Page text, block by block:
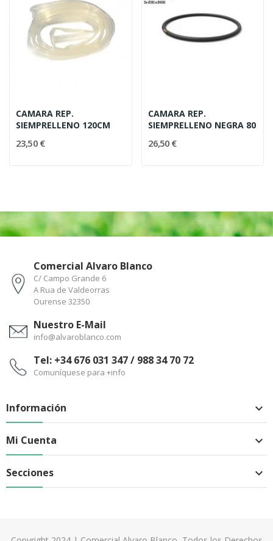
CAMARA REP.
SIEMPRELLENO 120CM
23,50 €
CAMARA REP.
SIEMPRELLENO NEGRA 80
26,50 €
Comercial Alvaro Blanco
C/ Campo Grande 6
A Rua de Valdeorras
Ourense 32350
Nuestro E-Mail
info@alvaroblanco.com
Tel: +34 676 031 347 / 988 34 70 72
Comuníquese para +info
Información 
Mi Cuenta 
Secciones 